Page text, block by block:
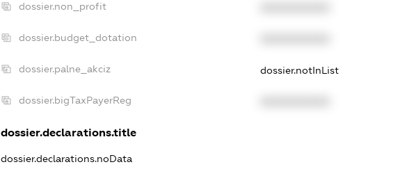
dossier.non_profit
dossier.budget_dotation
dossier.palne_akciz dossier.notInList
dossier.bigTaxPayerReg
dossier.declarations.title
dossier.declarations.noData